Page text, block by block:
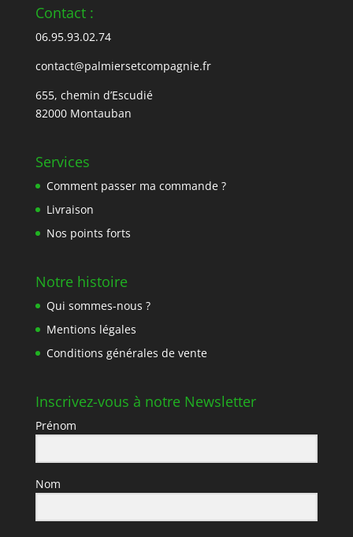
Contact :
06.95.93.02.74
contact@palmiersetcompagnie.fr
655, chemin d’Escudié
82000 Montauban
Services
Comment passer ma commande ?
Livraison
Nos points forts
Notre histoire
Qui sommes-nous ?
Mentions légales
Conditions générales de vente
Inscrivez-vous à notre Newsletter
Prénom
Nom